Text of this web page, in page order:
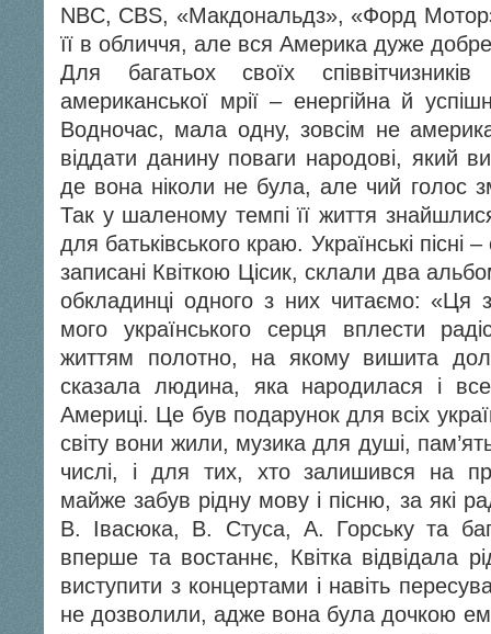
NBC, CBS, «Макдональдз», «Форд
її в обличчя, але вся Америка дуже
Для багатьох своїх
американської мрії – енергійна й
Водночас, мала одну, зовсім не
віддати данину поваги народові, який
де вона ніколи не була, але чий голос
Так у шаленому темпі її життя
для батьківського краю. Українські пісні
записані Квіткою Цісик, склали два
обкладинці одного з них читаємо: «Ця
мого українського серця вплести
життям полотно, на якому вишита
сказала людина, яка народилася і
Америці. Це був подарунок для всіх
світу вони жили, музика для душі,
числі, і для тих, хто залишився на
майже забув рідну мову і пісню, за які
В. Івасюка, В. Стуса, А. Горську та
вперше та востаннє, Квітка відвідала
виступити з концертами і навіть
не дозволили, адже вона була дочкою